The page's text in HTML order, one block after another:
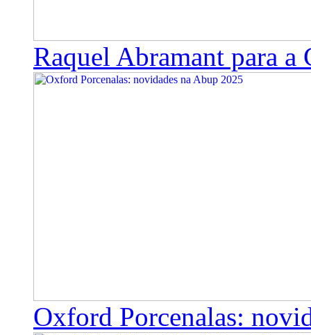
Raquel Abramant para a
Oxford Porcenalas: